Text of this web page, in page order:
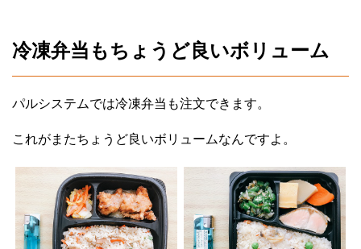
冷凍弁当もちょうど良いボリューム
パルシステムでは冷凍弁当も注文できます。
これがまたちょうど良いボリュームなんですよ。